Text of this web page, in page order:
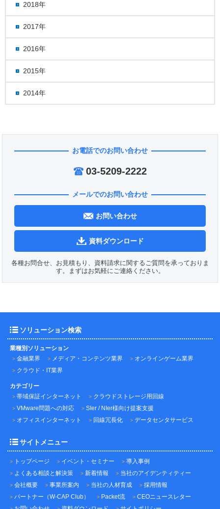
2018年
2017年
2016年
2015年
2014年
お電話でのお問い合わせ
03-5209-2222
メールでのお問い合わせ
お問い合わせ
資料ダウンロード
各種お問合せ、お見積もり、資料請求に関するご質問を承っておりま
す。まずはお気軽にご連絡ください。
ソリューション検索
業種別ソリューション
金融業界
メディア・コンテンツ業界
オンラインゲーム業界
クラウド・IT業界
カテゴリー
帯域保証インターネット
クラウドストレージ用回線
VMware問題への対応
SIer / NIer様向け提案支援
オフィスインターネット
回線冗長化 データセンタサービス
サイトメニュー
トップページ イベント・セミナー
導入事例
よくある相談と解決策
新着情報
当社のアイデンティティー
会社概要
事業所案内 当社の人材育成
採用情報
パートナー（W-CAP Club）
Packet流
CEOニュースレター